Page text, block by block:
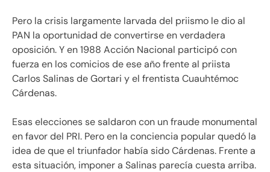
Pero la crisis largamente larvada del priismo le dio al
PAN la oportunidad de convertirse en verdadera
oposición. Y en 1988 Acción Nacional participó con
fuerza en los comicios de ese año frente al priista
Carlos Salinas de Gortari y el frentista Cuauhtémoc
Cárdenas.
Esas elecciones se saldaron con un fraude monumental
en favor del PRI. Pero en la conciencia popular quedó la
idea de que el triunfador había sido Cárdenas. Frente a
esta situación, imponer a Salinas parecía cuesta arriba.